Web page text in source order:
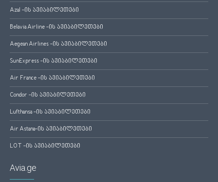
Azal -ის ავიაბილეთები
Belavia Airline -ის ავიაბილეთები
Aegean Airlines -ის ავიაბილეთები
SunExpress -ის ავიაბილეთები
Air France -ის ავიაბილეთები
Condor -ის ავიაბილეთები
Lufthansa -ის ავიაბილეთები
Air Astana-ის ავიაბილეთები
LOT -ის ავიაბილეთები
Avia.ge